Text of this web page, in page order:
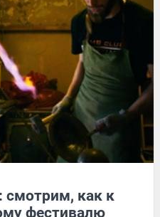
как к
фестивалю